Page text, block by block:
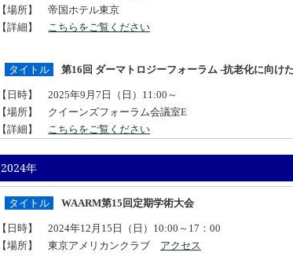
【場所】 帝国ホテル東京
【詳細】 こちらをご覧ください
タイトル 第16回 ダーマトロジーフォーラム -抗老化に向け
【日時】 2025年9月7日（日）11:00～
【場所】 クイーンズフォーラム会議室E
【詳細】 こちらをご覧ください
2024年
タイトル WAARM第15回定期学術大会
【日時】 2024年12月15日（日）10:00～17：00
【場所】 東京アメリカンクラブ アクセス